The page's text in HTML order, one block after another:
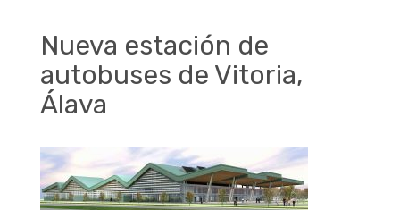
Nueva estación de
autobuses de Vitoria,
Álava